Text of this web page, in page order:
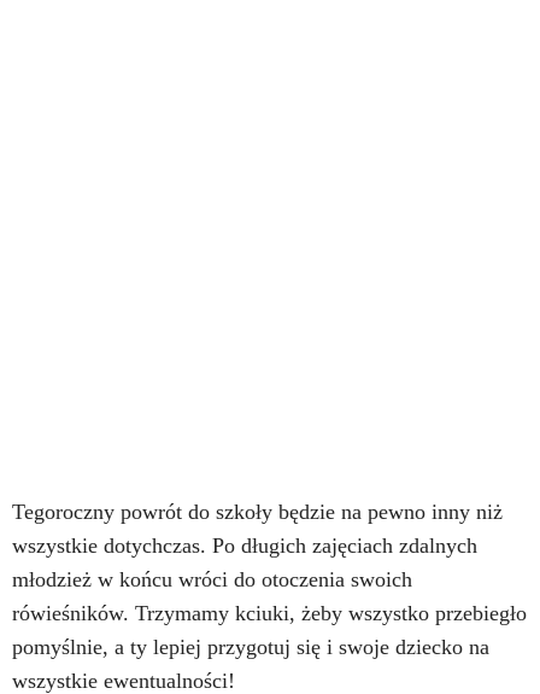
Tegoroczny powrót do szkoły będzie na pewno inny niż
wszystkie dotychczas. Po długich zajęciach zdalnych
młodzież w końcu wróci do otoczenia swoich
rówieśników. Trzymamy kciuki, żeby wszystko przebiegło
pomyślnie, a ty lepiej przygotuj się i swoje dziecko na
wszystkie ewentualności!